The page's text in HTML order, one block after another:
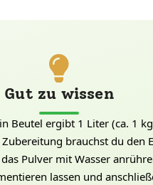
Gut zu wissen
Beutel ergibt 1 Liter (ca. 1
brauchst du den
Pulver mit Wasser
lassen und